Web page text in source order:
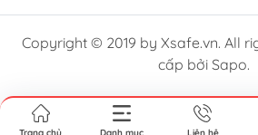
Copyright © 2019 by Xsafe.vn. All
cấp bởi Sapo.
Trang chủ Danh mục Liên hệ